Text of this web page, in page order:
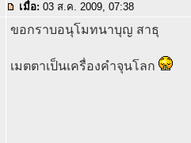
เมื่อ: 03 ส.ค. 2009, 07:38
ขอกราบอนุโมทนาบุญ สาธุ
เมตตาเป็นเครื่องคำจุนโลก